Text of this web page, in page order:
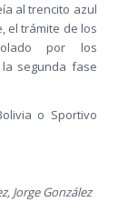
al trencito azul
el trámite de los
por los
segunda fase
o Sportivo
Jorge González